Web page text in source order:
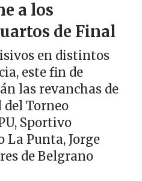
a los
de Final
en distintos
este fin de
las revanchas de
del Torneo
Sportivo
La Punta, Jorge
de Belgrano